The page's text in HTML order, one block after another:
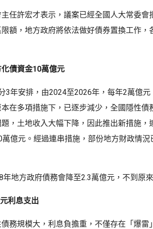
任許宏才表示，議案已經全國人大常委會
額，地方政府將依法做好債券置換工作，
債資金10萬億元
3年安排，由2024至2026年，每年2萬億
在多項措施下，已逐步減少，全國隱性債
，土地收入大幅下降，因此推出新措施，
億元。經過連串措施，部份地方財政情況
地方政府債務會降至2.3萬億元，不到原
利息支出
務規模大，利息負擔重，不僅存在「爆雷